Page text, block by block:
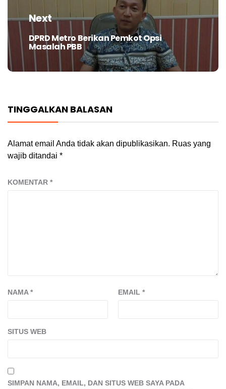
Next
Next
post:
DPRD Metro Berikan Pemkot Opsi
Masalah PBB
TINGGALKAN BALASAN
Alamat email Anda tidak akan dipublikasikan. Ruas yang
wajib ditandai *
KOMENTAR *
NAMA* EMAIL *
SITUS WEB
SIMPAN NAMA, EMAIL, DAN SITUS WEB SAYA PADA